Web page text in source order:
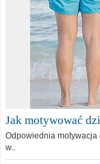
Jak motywować
Odpowiednia motywacja
w..